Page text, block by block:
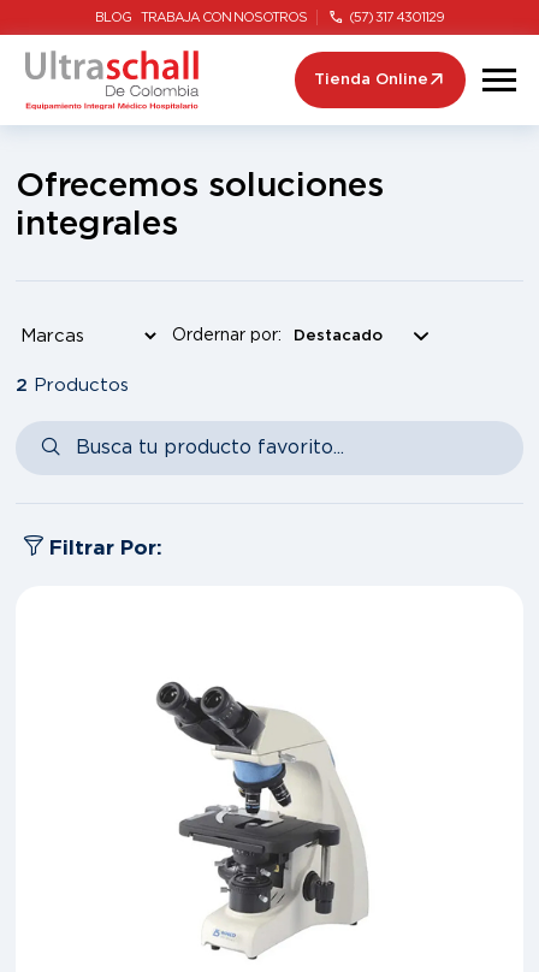
BLOG TRABAJA CON NOSOTROS (57) 317 4301129
Tienda Online
Ofrecemos soluciones
integrales
Ordernar por:
2 Productos
Filtrar Por: